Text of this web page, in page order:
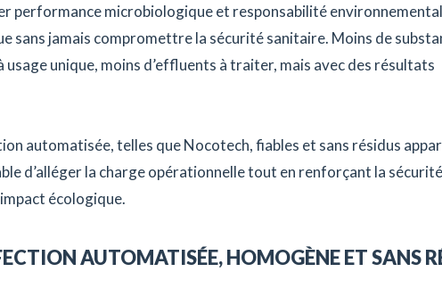
performance microbiologique et responsabilité
sans jamais compromettre la sécurité sanitaire. Moins de
usage unique, moins d’effluents à traiter, mais avec des résultats
automatisée, telles que Nocotech, fiables et sans résidus
d’alléger la charge opérationnelle tout en renforçant la sécurité
écologique.
AUTOMATISÉE, HOMOGÈNE ET SANS